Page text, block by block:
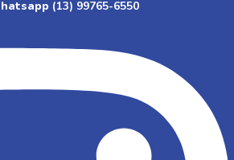
(13) 99765-6550